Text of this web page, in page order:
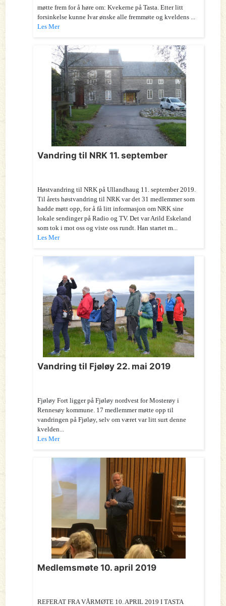
møtte frem for å høre om: Kvekerne på Tasta. Etter litt
forsinkelse kunne Ivar ønske alle fremmøte og kveldens ...
Les Mer
Vandring til NRK 11. september
Høstvandring til NRK på Ullandhaug 11. september 2019.
Til årets høstvandring til NRK var det 31 medlemmer som
hadde møtt opp, for å få litt informasjon om NRK sine
lokale sendinger på Radio og TV. Det var Arild Eskeland
som tok i mot oss og viste oss rundt. Han startet m...
Les Mer
Vandring til Fjøløy 22. mai 2019
Fjøløy Fort ligger på Fjøløy nordvest for Mosterøy i
Rennesøy kommune. 17 medlemmer møtte opp til
vandringen på Fjøløy, selv om været var litt surt denne
kvelden...
Les Mer
Medlemsmøte 10. april 2019
REFERAT FRA VÅRMØTE 10. APRIL 2019 I TASTA